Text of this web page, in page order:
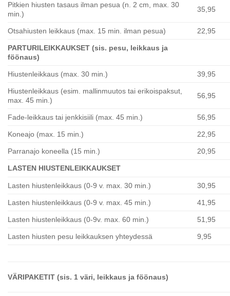
Pitkien hiusten tasaus ilman pesua (n. 2 cm, max. 30
min.)
35,95
Otsahiusten leikkaus (max. 15 min. ilman pesua) 22,95
PARTURILEIKKAUKSET (sis. pesu, leikkaus ja
föönaus)
Hiustenleikkaus (max. 30 min.) 39,95
Hiustenleikkaus (esim. mallinmuutos tai erikoispaksut,
max. 45 min.)
56,95
Fade-leikkaus tai jenkkisiili (max. 45 min.) 56,95
Koneajo (max. 15 min.) 22,95
Parranajo koneella (15 min.) 20,95
LASTEN HIUSTENLEIKKAUKSET
Lasten hiustenleikkaus (0-9 v. max. 30 min.) 30,95
Lasten hiustenleikkaus (0-9 v. max. 45 min.) 41,95
Lasten hiustenleikkaus (0-9v. max. 60 min.) 51,95
Lasten hiusten pesu leikkauksen yhteydessä 9,95
VÄRIPAKETIT (sis. 1 väri, leikkaus ja föönaus)